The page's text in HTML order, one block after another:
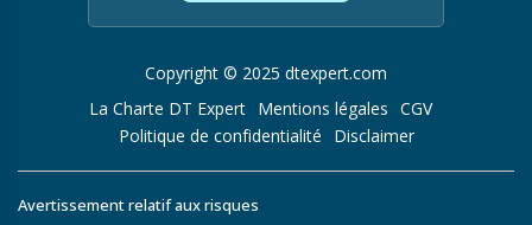
Copyright © 2025 dtexpert.com
La Charte DT Expert
Mentions légales CGV
Politique de confidentialité
Disclaimer
Avertissement relatif aux risques